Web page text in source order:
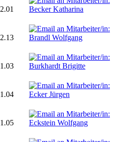
2.01
2.13
1.03
1.04
1.05